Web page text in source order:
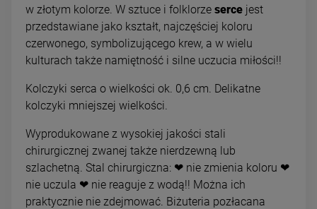
w złotym kolorze. W sztuce i folklorze serce jest
przedstawiane jako kształt, najczęściej koloru
czerwonego, symbolizującego krew, a w wielu
kulturach także namiętność i silne uczucia miłości!!
Kolczyki serca o wielkości ok. 0,6 cm. Delikatne
kolczyki mniejszej wielkości.
Wyprodukowane z wysokiej jakości stali
chirurgicznej zwanej także nierdzewną lub
szlachetną. Stal chirurgiczna: ❤ nie zmienia koloru ❤
nie uczula ❤ nie reaguje z wodą!! Można ich
praktycznie nie zdejmować. Biżuteria pozłacana